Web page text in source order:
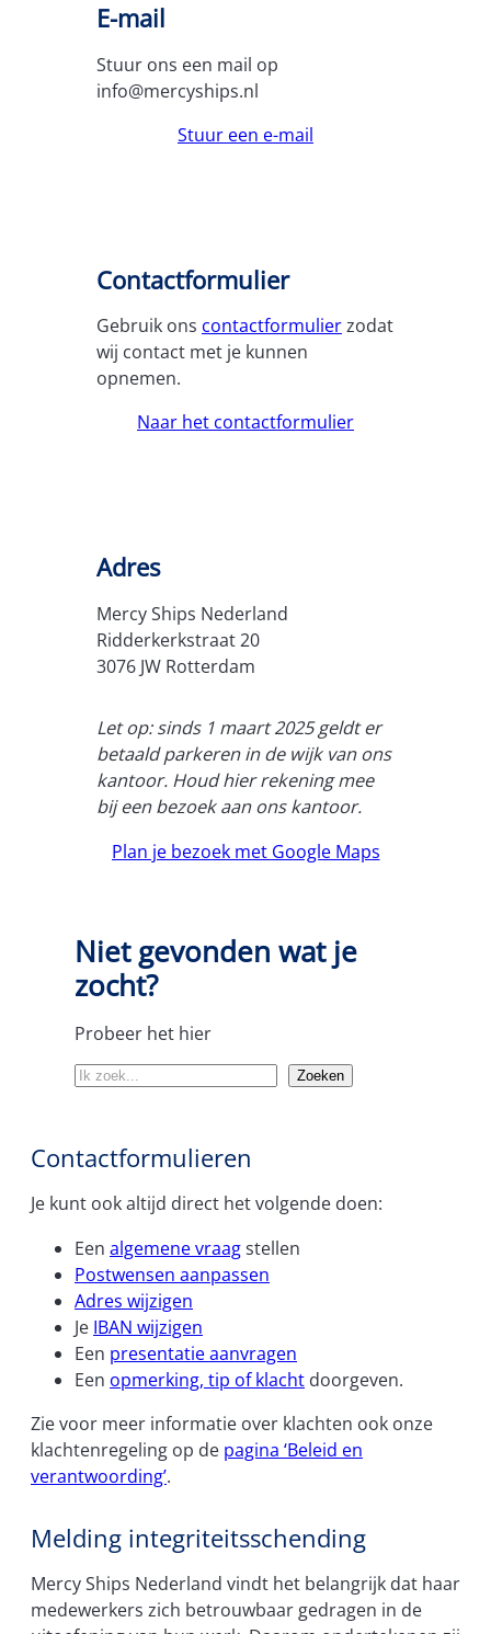
E-mail
Stuur ons een mail op
info@mercyships.nl
Stuur een e-mail
Contactformulier
Gebruik ons contactformulierzodat
wij contact met je kunnen
opnemen.
Naar het contactformulier
Adres
Mercy Ships Nederland
Ridderkerkstraat 20
3076 JW Rotterdam
Let op: sinds 1 maart 2025 geldt er
betaald parkeren in de wijk van ons
kantoor. Houd hier rekening mee
bij een bezoek aan ons kantoor.
Plan je bezoek met Google Maps
Niet gevonden wat je
zocht?
Probeer het hier
Z
k
n
Zoeken
Contactformulieren
Je kunt ook altijd direct het volgende doen:
Een algemene vraagstellen
Postwensen aanpassen
Adres wijzigen
Je IBAN wijzigen
Een presentatie aanvragen
Een opmerking, tip of klacht doorgeven.
Zie voor meer informatie over klachten ook onze
klachtenregeling op de pagina ‘Beleid en
verantwoording’.
Melding integriteitsschending
Mercy Ships Nederland vindt het belangrijk dat haar
medewerkers zich betrouwbaar gedragen in de